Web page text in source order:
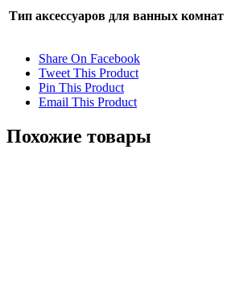
Тип аксессуаров для ванных комнат
Share On Facebook
Tweet This Product
Pin This Product
Email This Product
Похожие товары